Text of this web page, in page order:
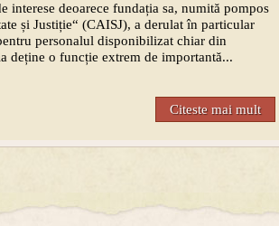
deoarece fundația sa, numită pompos
și Justiție“ (CAISJ), a derulat în particular
personalul disponibilizat chiar din
deține o funcție extrem de importantă...
Citeste mai mult